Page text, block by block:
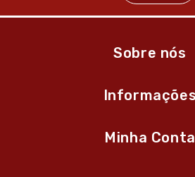
Sobre nós
Informações
Minha Conta